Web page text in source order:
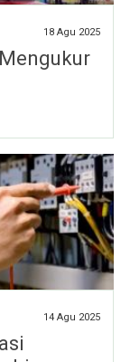
18 Agu 2025
14 Agu 2025